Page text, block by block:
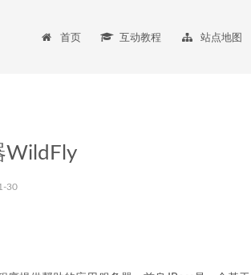
首页 互动教程 站点地图
WildFly
30